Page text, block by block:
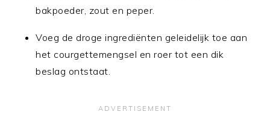
bakpoeder, zout en peper.
Voeg de droge ingrediënten geleidelijk toe aan
het courgettemengsel en roer tot een dik
beslag ontstaat.